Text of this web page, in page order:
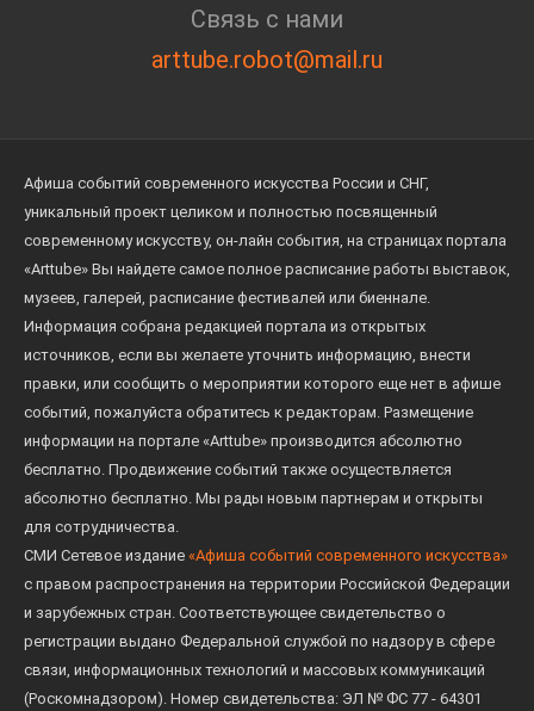
Связь с нами
arttube.robot@mail.ru
Афиша событий современного искусства России и СНГ,
уникальный проект целиком и полностью посвященный
современному искусству, он-лайн события, на страницах портала
«Arttube» Вы найдете самое полное расписание работы выставок,
музеев, галерей, расписание фестивалей или биеннале.
Информация собрана редакцией портала из открытых
источников, если вы желаете уточнить информацию, внести
правки, или сообщить о мероприятии которого еще нет в афише
событий, пожалуйста обратитесь к редакторам. Размещение
информации на портале «Arttube» производится абсолютно
бесплатно. Продвижение событий также осуществляется
абсолютно бесплатно. Мы рады новым партнерам и открыты
для сотрудничества.
СМИ Сетевое издание «Афиша событий современного искусства»
с правом распространения на территории Российской Федерации
и зарубежных стран. Соответствующее свидетельство о
регистрации выдано Федеральной службой по надзору в сфере
связи, информационных технологий и массовых коммуникаций
(Роскомнадзором). Номер свидетельства: ЭЛ № ФС 77 - 64301